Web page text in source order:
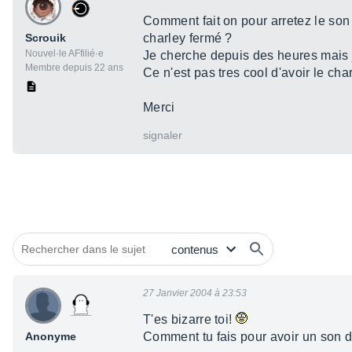
Scrouik
Nouvel·le AFfilié·e
Membre depuis 22 ans
Comment fait on pour arretez le
charley fermé ?
Je cherche depuis des heures
Ce n'est pas tres cool d'avoir le
Merci
signaler
Anonyme
27 Janvier 2004 à 23:53
T'es bizarre toi!
Comment tu fais pour avoir un son